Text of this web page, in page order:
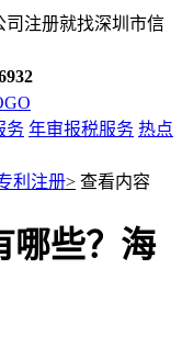
司注册就找深圳市信
务 年审报税服务 热点
利注册> 查看内容
哪些？海